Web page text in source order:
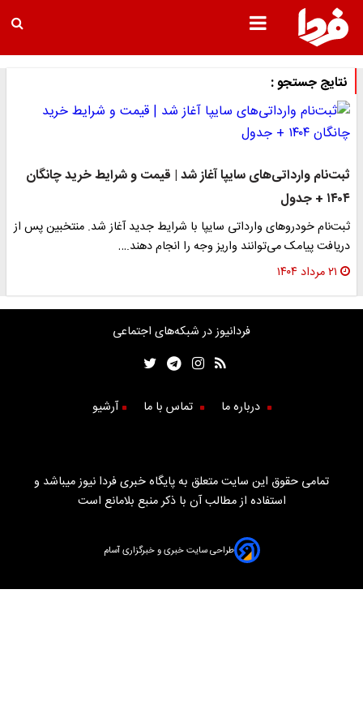
نتایج جستجو :
ثبت‌نام وارداتی‌های سایپا آغاز شد | قیمت و شرایط خرید چانگان
۱۴۰۴ + جدول
ثبت‌نام خودروهای وارداتی سایپا با شرایط جدید آغاز شد. منتخبین پس از
دریافت پیامک می‌توانند واریز وجه را انجام دهند.…
۲۱ مرداد ۱۴۰۴
فردانیوز در شبکه‌های اجتماعی
درباره ما تماس با ما آرشیو
تمامی حقوق این سایت متعلق به پایگاه خبری فردا نیوز میباشد و
استفاده از مطالب آن با ذکر منبع بلامانع است
طراحی سایت خبری و خبرگزاری آسام